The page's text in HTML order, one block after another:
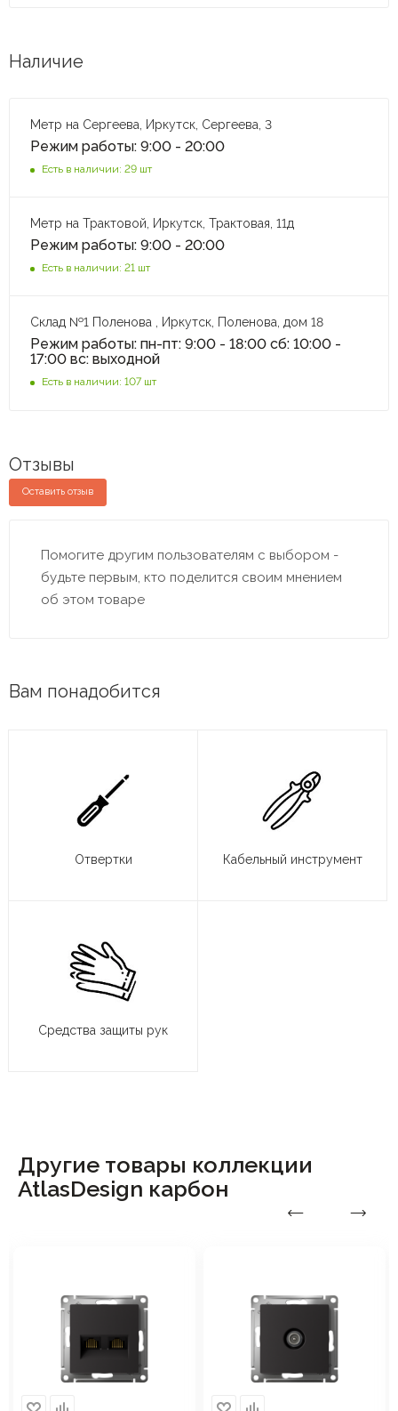
Наличие
Метр на Сергеева, Иркутск, Сергеева, 3
Режим работы: 9:00 - 20:00
Есть в наличии: 29 шт
Метр на Трактовой, Иркутск, Трактовая, 11д
Режим работы: 9:00 - 20:00
Есть в наличии: 21 шт
Склад №1 Поленова , Иркутск, Поленова, дом 18
Режим работы: пн-пт: 9:00 - 18:00 сб: 10:00 -
17:00 вс: выходной
Есть в наличии: 107 шт
Отзывы
Оставить отзыв
Помогите другим пользователям с выбором -
будьте первым, кто поделится своим мнением
об этом товаре
Вам понадобится
Отвертки Кабельный инструмент
Средства защиты рук
Другие товары коллекции
AtlasDesign карбон